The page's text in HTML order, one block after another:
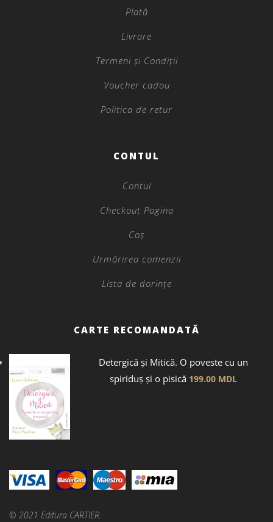
Plată
Livrare
Termeni și Condiții
Voucher cadou
Politica de retur
CONTUL
Contul
Checkout Pagina
Coș
Urmărirea comenzii
Lista de dorințe
CARTE RECOMANDATĂ
Detergică și Mitică. O poveste cu un
spiriduș și o pisică 199.00 MDL
© 2021 Editura CARTIER.